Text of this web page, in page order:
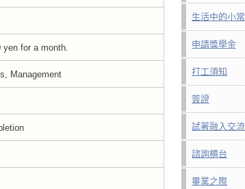
yen for a month.
Management
生活中的小
申請獎學金
打工須知
簽證
試著融入交
諮詢櫃台
畢業之際